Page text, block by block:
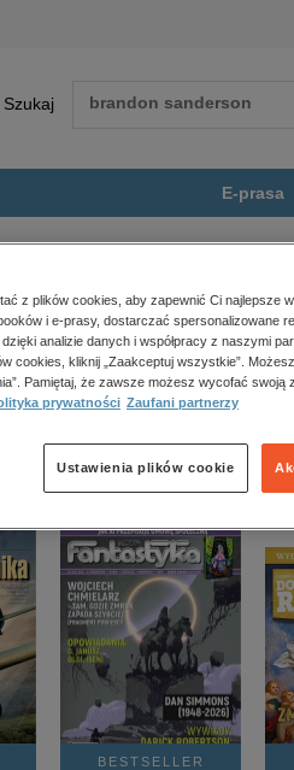
Szukaj
E-prasa
polityka, społeczno-informacyjne
psychologiczne
inne
popularno-naukowe
historia
zdrowie
religie
wpływać na ludzi” nie jest dostępny.
BESTSELLER
z plików cookies, aby zapewnić Ci najlepsze
i e-prasy, dostarczać spersonalizowane
analizie danych i współpracy z naszymi
cookies, kliknij „Zaakceptuj wszystkie”.
Pamiętaj, że zawsze możesz wycofać
prywatności Zaufani partnerzy
Ustawienia plików cookie